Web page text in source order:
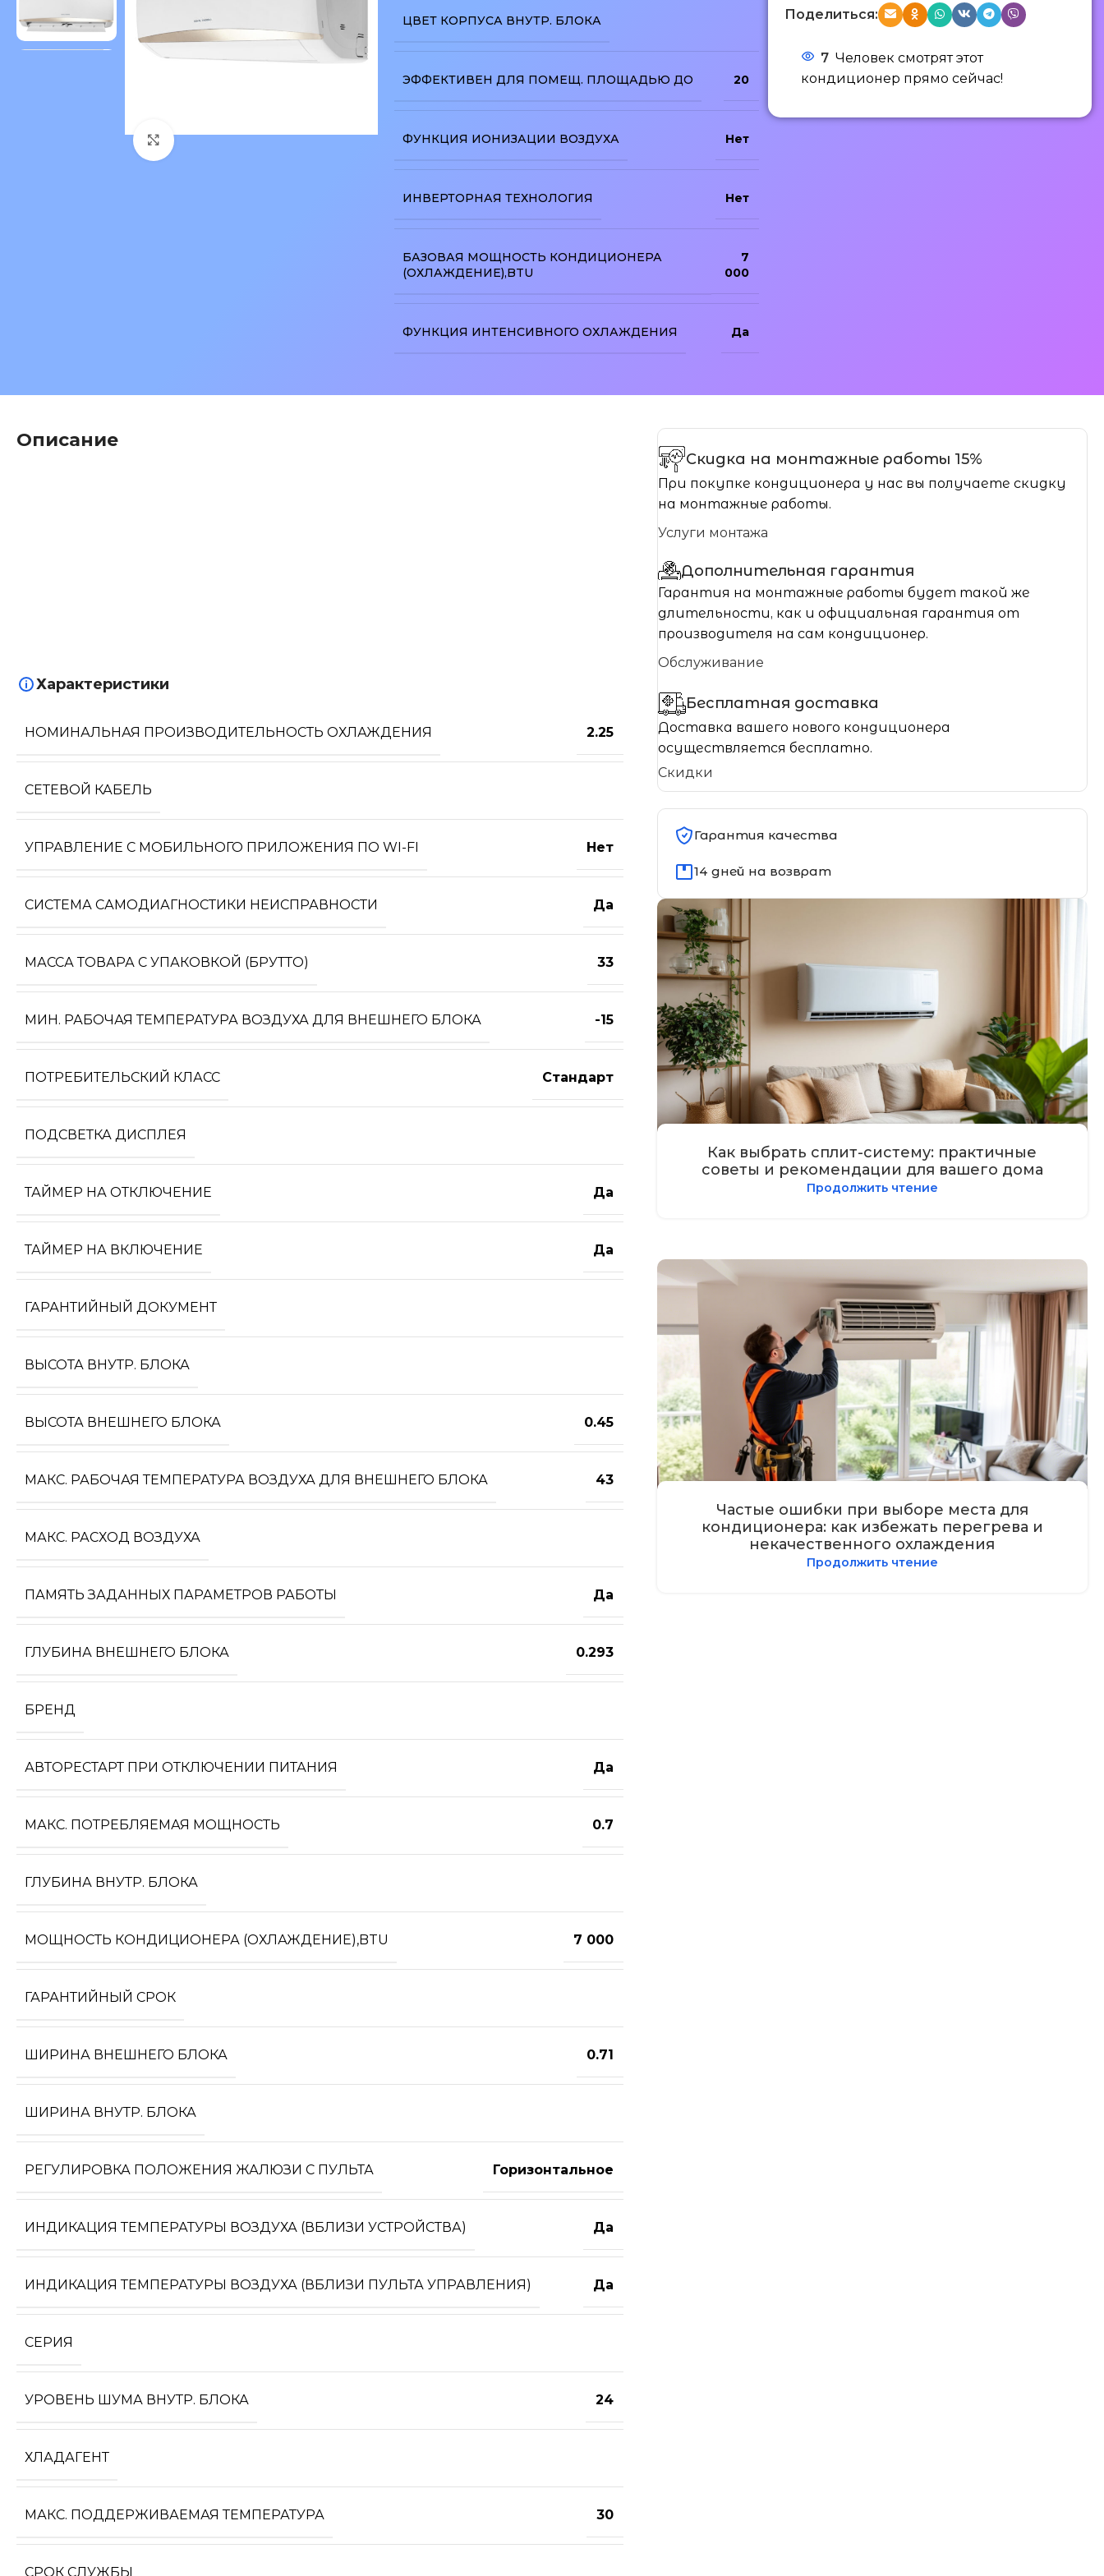
Нажмите, чтобы увеличить изображение
ЦВЕТ КОРПУСА ВНУТР. БЛОКА
ЭФФЕКТИВЕН ДЛЯ ПОМЕЩ. ПЛОЩАДЬЮ ДО 20
ФУНКЦИЯ ИОНИЗАЦИИ ВОЗДУХА Нет
ИНВЕРТОРНАЯ ТЕХНОЛОГИЯ Нет
БАЗОВАЯ МОЩНОСТЬ КОНДИЦИОНЕРА
(ОХЛАЖДЕНИЕ),BTU
7
000
ФУНКЦИЯ ИНТЕНСИВНОГО ОХЛАЖДЕНИЯ Да
Поделиться:
7 Человек смотрят этот
кондиционер прямо сейчас!
Описание
Характеристики
НОМИНАЛЬНАЯ ПРОИЗВОДИТЕЛЬНОСТЬ ОХЛАЖДЕНИЯ 2.25
СЕТЕВОЙ КАБЕЛЬ
УПРАВЛЕНИЕ C МОБИЛЬНОГО ПРИЛОЖЕНИЯ ПО WI-FI Нет
СИСТЕМА САМОДИАГНОСТИКИ НЕИСПРАВНОСТИ Да
МАССА ТОВАРА С УПАКОВКОЙ (БРУТТО) 33
МИН. РАБОЧАЯ ТЕМПЕРАТУРА ВОЗДУХА ДЛЯ ВНЕШНЕГО БЛОКА -15
ПОТРЕБИТЕЛЬСКИЙ КЛАСС Стандарт
ПОДСВЕТКА ДИСПЛЕЯ
ТАЙМЕР НА ОТКЛЮЧЕНИЕ Да
ТАЙМЕР НА ВКЛЮЧЕНИЕ Да
ГАРАНТИЙНЫЙ ДОКУМЕНТ
ВЫСОТА ВНУТР. БЛОКА
ВЫСОТА ВНЕШНЕГО БЛОКА 0.45
МАКС. РАБОЧАЯ ТЕМПЕРАТУРА ВОЗДУХА ДЛЯ ВНЕШНЕГО БЛОКА 43
МАКС. РАСХОД ВОЗДУХА
ПАМЯТЬ ЗАДАННЫХ ПАРАМЕТРОВ РАБОТЫ Да
ГЛУБИНА ВНЕШНЕГО БЛОКА 0.293
БРЕНД
АВТОРЕСТАРТ ПРИ ОТКЛЮЧЕНИИ ПИТАНИЯ Да
МАКС. ПОТРЕБЛЯЕМАЯ МОЩНОСТЬ 0.7
ГЛУБИНА ВНУТР. БЛОКА
МОЩНОСТЬ КОНДИЦИОНЕРА (ОХЛАЖДЕНИЕ),BTU 7 000
ГАРАНТИЙНЫЙ СРОК
ШИРИНА ВНЕШНЕГО БЛОКА 0.71
ШИРИНА ВНУТР. БЛОКА
РЕГУЛИРОВКА ПОЛОЖЕНИЯ ЖАЛЮЗИ С ПУЛЬТА Горизонтальное
ИНДИКАЦИЯ ТЕМПЕРАТУРЫ ВОЗДУХА (ВБЛИЗИ УСТРОЙСТВА) Да
ИНДИКАЦИЯ ТЕМПЕРАТУРЫ ВОЗДУХА (ВБЛИЗИ ПУЛЬТА УПРАВЛЕНИЯ) Да
СЕРИЯ
УРОВЕНЬ ШУМА ВНУТР. БЛОКА 24
ХЛАДАГЕНТ
МАКС. ПОДДЕРЖИВАЕМАЯ ТЕМПЕРАТУРА 30
СРОК СЛУЖБЫ
Скидка на монтажные работы 15%
При покупке кондиционера у нас вы получаете скидку
на монтажные работы.
Услуги монтажа
Дополнительная гарантия
Гарантия на монтажные работы будет такой же
длительности, как и официальная гарантия от
производителя на сам кондиционер.
Обслуживание
Бесплатная доставка
Доставка вашего нового кондиционера
осуществляется бесплатно.
Скидки
Гарантия качества
14 дней на возврат
Как выбрать сплит-систему: практичные
советы и рекомендации для вашего дома
Продолжить чтение
Частые ошибки при выборе места для
кондиционера: как избежать перегрева и
некачественного охлаждения
Продолжить чтение